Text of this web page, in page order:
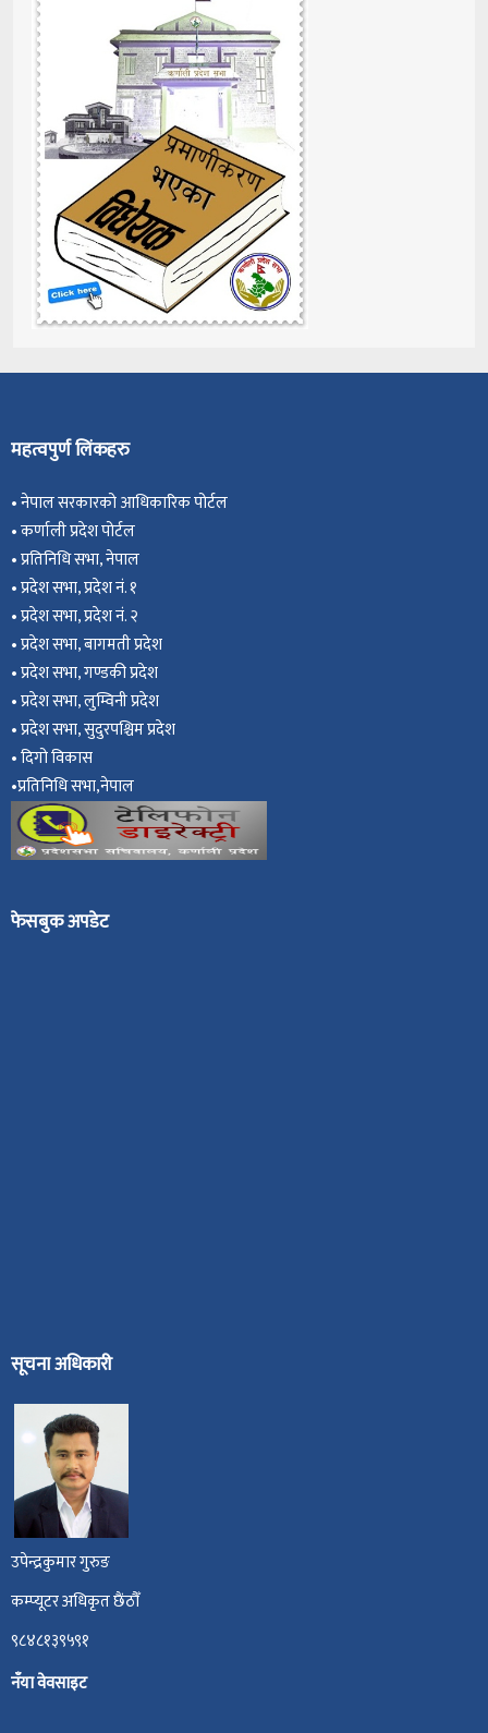
महत्वपुर्ण लिंकहरु
•नेपाल सरकारको आधिकारिक पोर्टल
•कर्णाली प्रदेश पोर्टल
•प्रतिनिधि सभा, नेपाल
•प्रदेश सभा, प्रदेश नं. १
•प्रदेश सभा, प्रदेश नं. २
•प्रदेश सभा, बागमती प्रदेश
•प्रदेश सभा, गण्डकी प्रदेश
•प्रदेश सभा, लुम्विनी प्रदेश
•प्रदेश सभा, सुदुरपश्चिम प्रदेश
•दिगो विकास
•प्रतिनिधि सभा,नेपाल
फेसबुक अपडेट
सूचना अधिकारी
उपेन्द्रकुमार गुरुङ
कम्प्यूटर अधिकृत छैंठौँ
९८४८१३९५९१
नँया वेवसाइट